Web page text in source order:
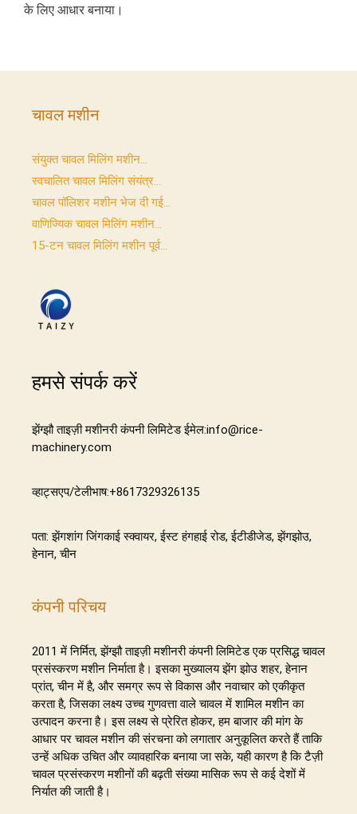
के लिए आधार बनाया।
चावल मशीन
संयुक्त चावल मिलिंग मशीन...
स्वचालित चावल मिलिंग संयंत्र...
चावल पॉलिशर मशीन भेज दी गई...
वाणिज्यिक चावल मिलिंग मशीन...
15-टन चावल मिलिंग मशीन पूर्व...
हमसे संपर्क करें
झेंग्झौ ताइज़ी मशीनरी कंपनी लिमिटेड ईमेल:info@rice-
machinery.com
व्हाट्सएप/टेलीभाष:+8617329326135
पता: झेंगशांग जिंगकाई स्क्वायर, ईस्ट हंगहाई रोड, ईटीडीजेड, झेंगझोउ,
हेनान, चीन
कंपनी परिचय
2011 में निर्मित, झेंग्झौ ताइज़ी मशीनरी कंपनी लिमिटेड एक प्रसिद्ध चावल
प्रसंस्करण मशीन निर्माता है। इसका मुख्यालय झेंग झोउ शहर, हेनान
प्रांत, चीन में है, और समग्र रूप से विकास और नवाचार को एकीकृत
करता है, जिसका लक्ष्य उच्च गुणवत्ता वाले चावल में शामिल मशीन का
उत्पादन करना है। इस लक्ष्य से प्रेरित होकर, हम बाजार की मांग के
आधार पर चावल मशीन की संरचना को लगातार अनुकूलित करते हैं ताकि
उन्हें अधिक उचित और व्यावहारिक बनाया जा सके, यही कारण है कि टैज़ी
चावल प्रसंस्करण मशीनों की बढ़ती संख्या मासिक रूप से कई देशों में
निर्यात की जाती है।